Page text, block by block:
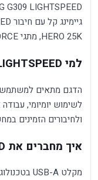
HERO 25K, מתגי LIGHTFORCE ושישה לחצנים הניתנים לתכנות.
למי G309 LIGHTSPEED מתאים?
הדגם מתאים
לשימוש יומיומי,
ולחיבורים הזמינים
איך מחברים את G309 LIGHTSPEED?